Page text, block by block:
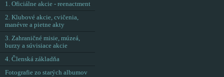
1. Oficiálne akcie - reenactment
2. Klubové akcie, cvičenia,
manévre a pietne akty
3. Zahraničné misie, múzeá,
burzy a súvisiace akcie
4. Členská základňa
Fotografie zo starých albumov